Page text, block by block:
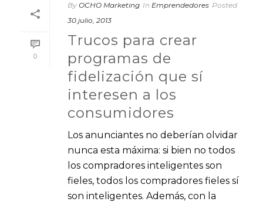
0
By OCHO Marketing In Emprendedores Posted
30 julio, 2013
Trucos para crear
programas de
fidelización que sí
interesen a los
consumidores
Los anunciantes no deberían olvidar
nunca esta máxima: si bien no todos
los compradores inteligentes son
fieles, todos los compradores fieles sí
son inteligentes. Además, con la